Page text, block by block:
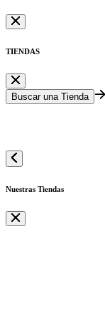
TIENDAS
Buscar una Tienda
Nuestras Tiendas